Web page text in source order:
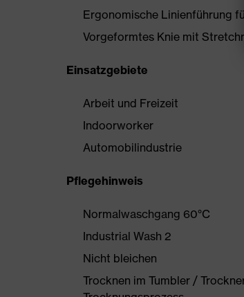
Ergonomische Linienführung
Vorgeformtes Knie mit
Einsatzgebiete
Arbeit und Freizeit
Indoorworker
Automobilindustrie
Pflegehinweis
Normalwaschgang 60°C
Industrial Wash 2
Nicht bleichen
Trocknen im Tumbler /